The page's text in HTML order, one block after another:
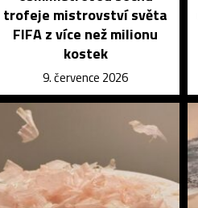
trofeje mistrovství světa
FIFA z více než milionu
kostek
9. července 2026